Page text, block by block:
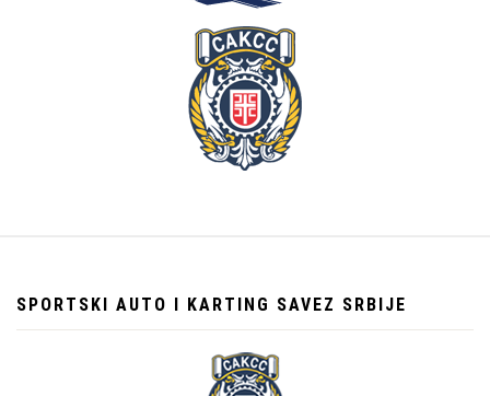
SPORTSKI AUTO I KARTING SAVEZ SRBIJE